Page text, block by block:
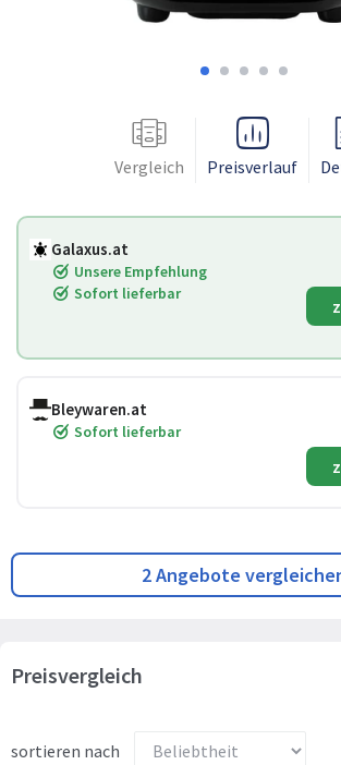
Vergleich Preisverlauf
Galaxus.at
Unsere Empfehlung
Sofort lieferbar
Bleywaren.at
Sofort lieferbar
2 Angebote
Preisvergleich
sortieren nach